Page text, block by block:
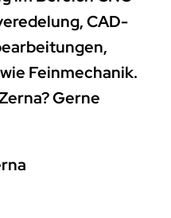
CAD-
Feinmechanik.
Gerne